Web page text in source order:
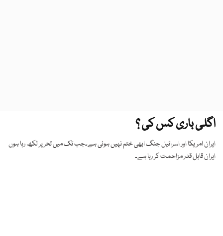
اگلی باری کس کی ؟
ایران امریکا اور اسرائیل جنگ ابھی ختم نہیں ہوئی ہے۔جب تک میں تحریر لکھ رہا ہوں
ایران قابل قدر مزاحمت کر رہا ہے۔